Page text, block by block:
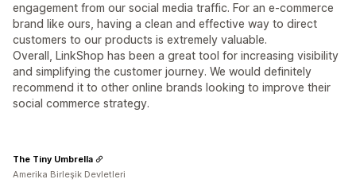
engagement from our social media traffic. For an e-commerce
brand like ours, having a clean and effective way to direct
customers to our products is extremely valuable.
Overall, LinkShop has been a great tool for increasing visibility
and simplifying the customer journey. We would definitely
recommend it to other online brands looking to improve their
social commerce strategy.
The Tiny Umbrella
Amerika Birleşik Devletleri